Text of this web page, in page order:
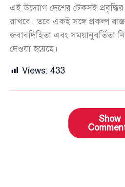
এই উদ্যোগ দেশের টেকসই
রাখবে। তবে একই সঙ্গে প্রকল্প
জবাবদিহিতা এবং সময়ানুবর্তিতা
দেওয়া হয়েছে।
Views: 433
Show